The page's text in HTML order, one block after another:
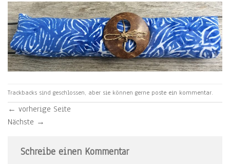
Trackbacks sind geschlossen, aber sie können gerne poste ein kommentar.
← vorherige Seite
Nächste →
Schreibe einen Kommentar